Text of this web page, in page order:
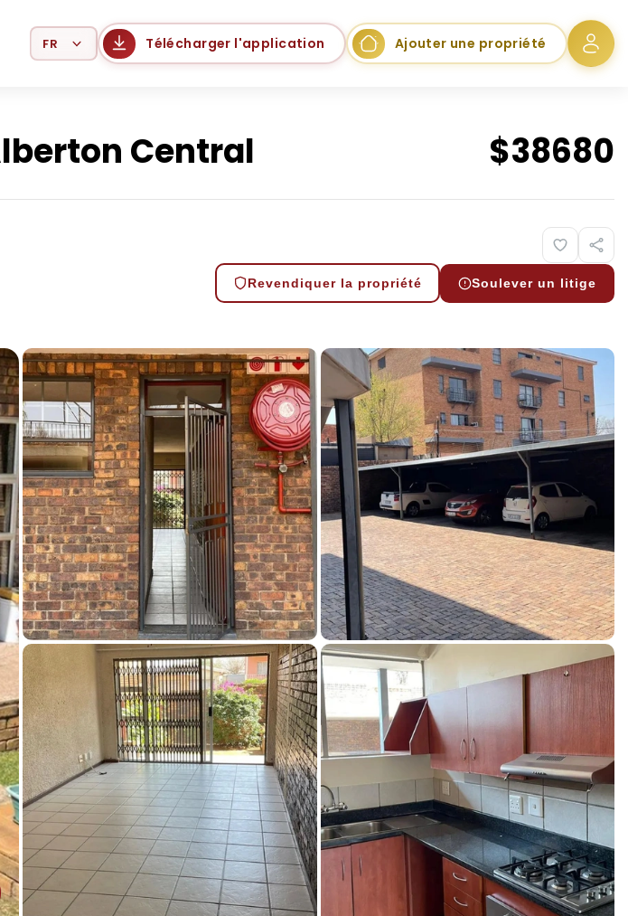
Select Language Télécharger l'application Ajouter une propriété
Central $38680
Revendiquer la propriété Soulever un litige